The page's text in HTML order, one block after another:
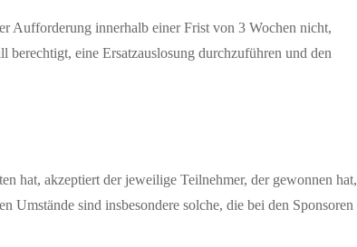
Aufforderung innerhalb einer Frist von 3 Wochen nicht,
eine Ersatzauslosung durchzuführen und den
hat, akzeptiert der jeweilige Teilnehmer, der gewonnen hat,
Umstände sind insbesondere solche, die bei den Sponsoren